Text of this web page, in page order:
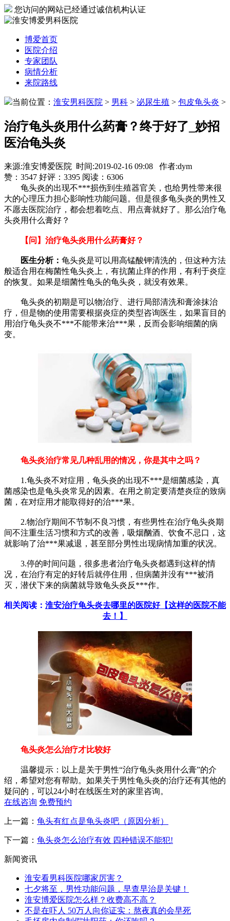
您访问的网站已经通过诚信机构认证
博爱首页
医院介绍
专家团队
病情分析
来院路线
当前位置： 淮安男科医院 > 男科 > 泌尿生殖 > 包皮龟头炎 >
治疗龟头炎用什么药膏？终于好了_妙招
医治龟头炎
来源:淮安博爱医院 时间:2019-02-16 09:08 作者:dym
赞： 3547 好评： 3395 阅读： 6306
龟头炎的出现不***损伤到生殖器官关，也给男性带来很
大的心理压力担心影响性功能问题。但是很多龟头炎的男性又
不愿去医院治疗，都会想着吃点、用点膏就好了。那么治疗龟
头炎用什么膏好？
【问】治疗龟头炎用什么药膏好？
医生分析： 龟头炎是可以用高锰酸钾清洗的，但这种方法
般适合用在梅菌性龟头炎上，有抗菌止痒的作用，有利于炎症
的恢复。如果是细菌性龟头的龟头炎，就没有效果。
龟头炎的初期是可以物治疗、进行局部清洗和膏涂抹治
疗，但是物的使用需要根据炎症的类型咨询医生，如果盲目的
用治疗龟头炎不***不能带来治***果，反而会影响细菌的病
变。
龟头炎治疗常见几种乱用的情况，你是其中之吗？
1.龟头炎不对症用，龟头炎的出现不***是细菌感染，真
菌感染也是龟头炎常见的因素。在用之前定要清楚炎症的致病
菌，在对症用才能取得好的治***果。
2.物治疗期间不节制不良习惯，有些男性在治疗龟头炎期
间不注重生活习惯和方式的改善，吸烟酗酒、饮食不忌口，这
就影响了治***果减退，甚至部分男性出现病情加重的状况。
3.停的时间问题，很多患者治疗龟头炎都遇到这样的情
况，在治疗有定的好转后就停住用，但病菌并没有***被消
灭，潜伏下来的病菌就导致龟头炎反***作。
相关阅读： 淮安治疗龟头炎去哪里的医院好【这样的医院不能
去！】
龟头炎怎么治疗才比较好
温馨提示：以上是关于男性“治疗龟头炎用什么膏”的介
绍，希望对您有帮助。如果关于男性龟头炎的治疗还有其他的
疑问的，可以24小时在线医生对的家里咨询。
在线咨询 免费预约
上一篇： 龟头有红点是龟头炎吧（原因分析）
下一篇： 龟头炎怎么治疗有效 四种错误不能犯!
新闻资讯
淮安看男科医院哪家厉害？
七夕将至，男性功能问题，早查早治是关键！
淮安博爱医院怎么样？收费高不高？
不是在吓人 50万人向你证实：熬夜真的会早死